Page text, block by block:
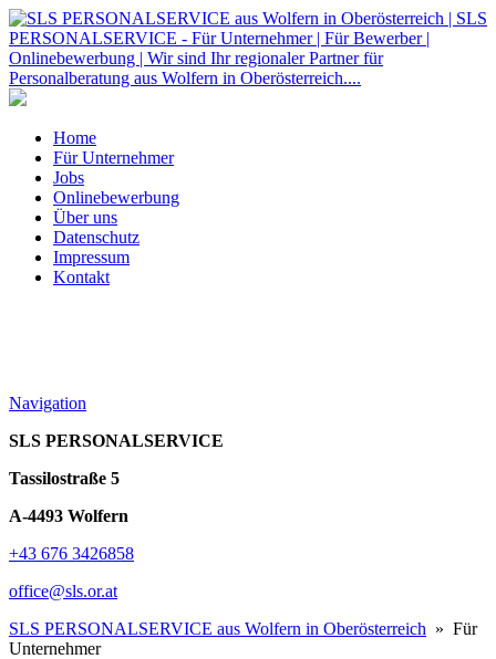
Home
Für Unternehmer
Jobs
Onlinebewerbung
Über uns
Datenschutz
Impressum
Kontakt
Navigation
SLS PERSONALSERVICE
Tassilostraße 5
A-4493 Wolfern
+43 676 3426858
office@sls.or.at
SLS PERSONALSERVICE aus Wolfern in Oberösterreich » Für
Unternehmer